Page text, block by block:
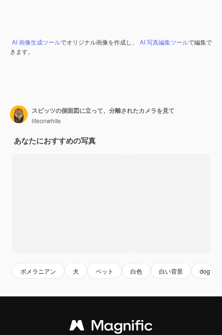
AI 画像生成ツールでオリジナル画像を作成し、 AI 写真編集ツールで編集で
きます。
スピッツの側面図に立って、分離されたカメラを見て
lifeonwhite
あなたにおすすめの写真
ポメラニアン 犬 ペット 白色 白い背景 dog